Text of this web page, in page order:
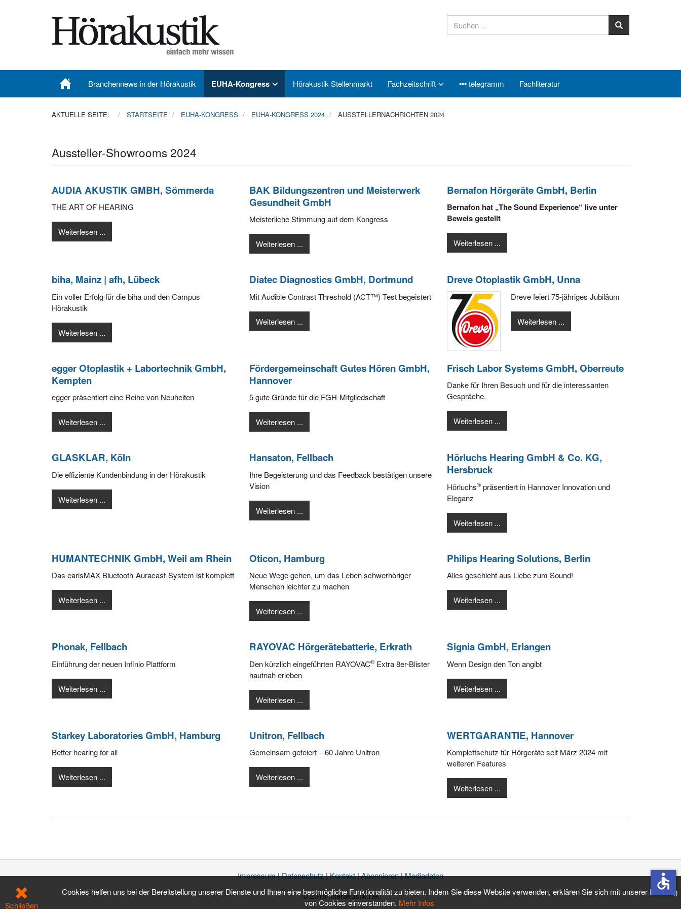
Branchennews in der Hörakustik EUHA-Kongress Hörakustik Stellenmarkt Fachzeitschrift ▪▪▪ telegramm Fachliteratur
AKTUELLE SEITE: STARTSEITE EUHA-KONGRESS EUHA-KONGRESS 2024 AUSSTELLERNACHRICHTEN 2024
Aussteller-Showrooms 2024
AUDIA AKUSTIK GMBH, Sömmerda
THE ART OF HEARING
Weiterlesen ...
BAK Bildungszentren und Meisterwerk
Gesundheit GmbH
Meisterliche Stimmung auf dem Kongress
Weiterlesen ...
Bernafon Hörgeräte GmbH, Berlin
Bernafon hat „The Sound Experience“ live unter
Beweis gestellt
Weiterlesen ...
biha, Mainz | afh, Lübeck
Ein voller Erfolg für die biha und den Campus
Hörakustik
Weiterlesen ...
Diatec Diagnostics GmbH, Dortmund
Mit Audible Contrast Threshold (ACT™) Test begeistert
Weiterlesen ...
Dreve Otoplastik GmbH, Unna
Dreve feiert 75-jähriges Jubiläum
Weiterlesen ...
egger Otoplastik + Labortechnik GmbH,
Kempten
egger präsentiert eine Reihe von Neuheiten
Weiterlesen ...
Fördergemeinschaft Gutes Hören GmbH,
Hannover
5 gute Gründe für die FGH-Mitgliedschaft
Weiterlesen ...
Frisch Labor Systems GmbH, Oberreute
Danke für Ihren Besuch und für die interessanten
Gespräche.
Weiterlesen ...
GLASKLAR, Köln
Die effiziente Kundenbindung in der Hörakustik
Weiterlesen ...
Hansaton, Fellbach
Ihre Begeisterung und das Feedback bestätigen unsere
Vision
Weiterlesen ...
Hörluchs Hearing GmbH & Co. KG,
Hersbruck
Hörluchs® präsentiert in Hannover Innovation und
Eleganz
Weiterlesen ...
HUMANTECHNIK GmbH, Weil am Rhein
Das earisMAX Bluetooth-Auracast-System ist komplett
Weiterlesen ...
Oticon, Hamburg
Neue Wege gehen, um das Leben schwerhöriger
Menschen leichter zu machen
Weiterlesen ...
Philips Hearing Solutions, Berlin
Alles geschieht aus Liebe zum Sound!
Weiterlesen ...
Phonak, Fellbach
Einführung der neuen Infinio Plattform
Weiterlesen ...
RAYOVAC Hörgerätebatterie, Erkrath
Den kürzlich eingeführten RAYOVAC® Extra 8er-Blister
hautnah erleben
Weiterlesen ...
Signia GmbH, Erlangen
Wenn Design den Ton angibt
Weiterlesen ...
Starkey Laboratories GmbH, Hamburg
Better hearing for all
Weiterlesen ...
Unitron, Fellbach
Gemeinsam gefeiert – 60 Jahre Unitron
Weiterlesen ...
WERTGARANTIE, Hannover
Komplettschutz für Hörgeräte seit März 2024 mit
weiteren Features
Weiterlesen ...
Impressum|Datenschutz|Kontakt|Abonnieren|Mediadaten
© 2018 hoerakustik.net
Schließen
Cookies helfen uns bei der Bereitstellung unserer Dienste und Ihnen eine bestmögliche Funktionalität zu bieten. Indem Sie diese Website verwenden, erklären Sie sich mit unserer Nutzung
von Cookies einverstanden. Mehr Infos
accessible